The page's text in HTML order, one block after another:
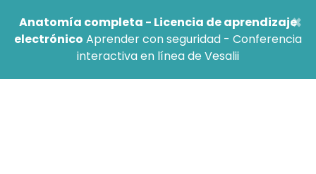
Anatomía completa - Licencia de aprendizaje
electrónico Aprender con seguridad - Conferencia
interactiva en línea de Vesalii
×